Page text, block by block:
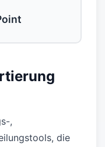
,
die